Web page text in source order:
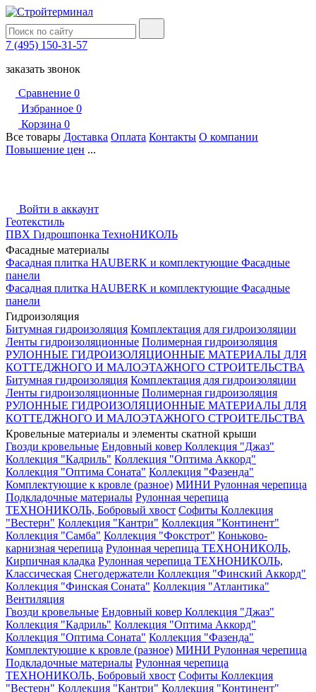
7 (495) 150-31-57
заказать звонок
Сравнение 0
Избранное 0
Корзина 0
Все товары Доставка Оплата Контакты О компании
Повышение цен ...
Войти в аккаунт
Геотекстиль
ПВХ Гидрошпонка ТехноНИКОЛЬ
Фасадные материалы
Фасадная плитка HAUBERK и комплектующие Фасадные
панели
Фасадная плитка HAUBERK и комплектующие Фасадные
панели
Гидроизоляция
Битумная гидроизоляция Комплектация для гидроизоляции
Ленты гидроизоляционные Полимерная гидроизоляция
РУЛОННЫЕ ГИДРОИЗОЛЯЦИОННЫЕ МАТЕРИАЛЫ ДЛЯ
КОТТЕДЖНОГО И МАЛОЭТАЖНОГО СТРОИТЕЛЬСТВА
Битумная гидроизоляция Комплектация для гидроизоляции
Ленты гидроизоляционные Полимерная гидроизоляция
РУЛОННЫЕ ГИДРОИЗОЛЯЦИОННЫЕ МАТЕРИАЛЫ ДЛЯ
КОТТЕДЖНОГО И МАЛОЭТАЖНОГО СТРОИТЕЛЬСТВА
Кровельные материалы и элементы скатной крыши
Гвозди кровельные Ендовный ковер Коллекция "Джаз"
Коллекция "Кадриль" Коллекция "Оптима Аккорд"
Коллекция "Оптима Соната" Коллекция "Фазенда"
Комплектующие к кровле (разное) МИНИ Рулонная черепица
Подкладочные материалы Рулонная черепица
ТЕХНОНИКОЛЬ, Бобровый хвост Софиты Коллекция
"Вестерн" Коллекция "Кантри" Коллекция "Континент"
Коллекция "Самба" Коллекция "Фокстрот" Коньково-
карнизная черепица Рулонная черепица ТЕХНОНИКОЛЬ,
Кирпичная кладка Рулонная черепица ТЕХНОНИКОЛЬ,
Классическая Снегодержатели Коллекция "Финский Аккорд"
Коллекция "Финская Соната" Коллекция "Атлантика"
Вентиляция
Гвозди кровельные Ендовный ковер Коллекция "Джаз"
Коллекция "Кадриль" Коллекция "Оптима Аккорд"
Коллекция "Оптима Соната" Коллекция "Фазенда"
Комплектующие к кровле (разное) МИНИ Рулонная черепица
Подкладочные материалы Рулонная черепица
ТЕХНОНИКОЛЬ, Бобровый хвост Софиты Коллекция
"Вестерн" Коллекция "Кантри" Коллекция "Континент"